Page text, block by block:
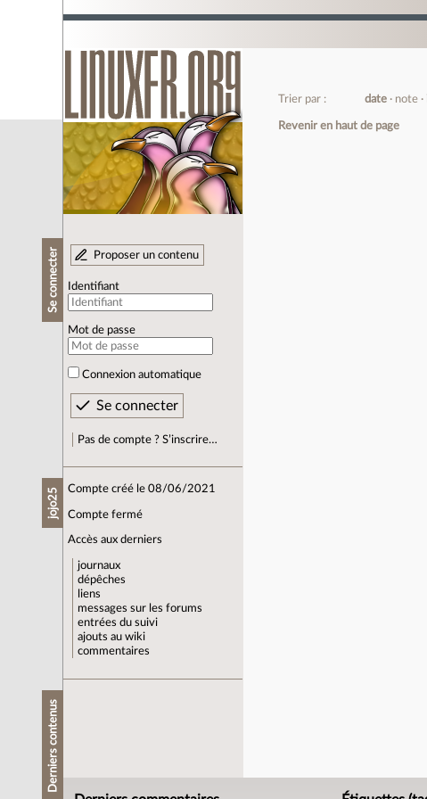
Se connecter Proposer un contenu
Identifiant
Mot de passe
Connexion automatique
Pas de compte ? S’inscrire…
jojo25 Compte créé le 08/06/2021
Compte fermé
Accès aux derniers
journaux
dépêches
liens
messages sur les forums
entrées du suivi
ajouts au wiki
commentaires
Derniers contenus
Trier par : date note
Revenir en haut de page